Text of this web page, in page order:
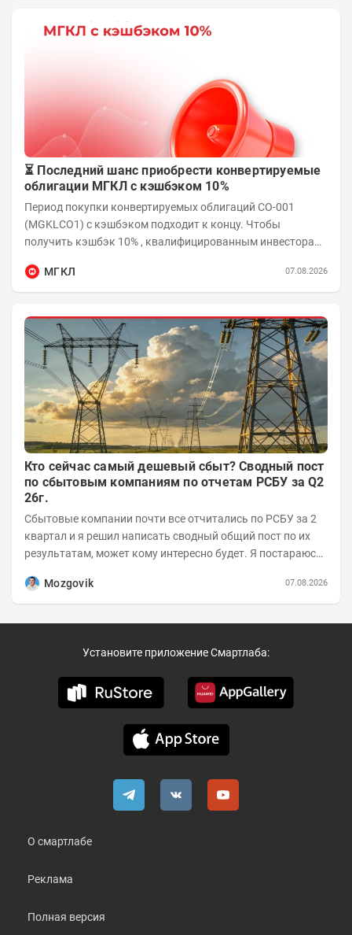
⏳ Последний шанс приобрести конвертируемые
облигации МГКЛ с кэшбэком 10%
Период покупки конвертируемых облигаций СО-001
(MGKLCO1) с кэшбэком подходит к концу. Чтобы
получить кэшбэк 10% , квалифицированным инвесторам
МГКЛ
07.08.2026
Кто сейчас самый дешевый сбыт? Сводный пост
по сбытовым компаниям по отчетам РСБУ за Q2
26г.
Сбытовые компании почти все отчитались по РСБУ за 2
квартал и я решил написать сводный общий пост по их
результатам, может кому интересно будет. Я постараюсь
Mozgovik
07.08.2026
Установите приложение Смартлаба:
О смартлабе
Реклама
Полная версия